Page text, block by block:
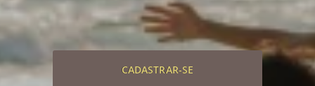
CADASTRAR-SE